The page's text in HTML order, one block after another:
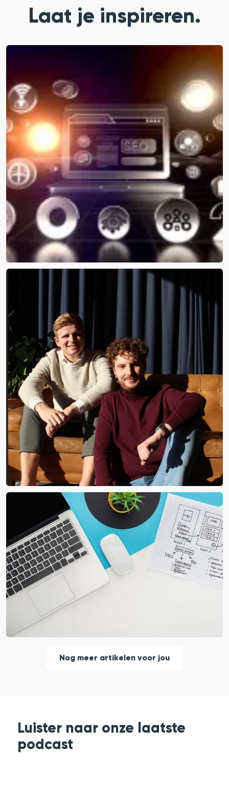
Laat je inspireren.
De Onmisbare Rol van Websites
in B2B Marketing anno 2024: Een
Nieuwe Visie op Digitale
Strategieën
Door Maarten
Websitebezorgd bestaat 5 jaar!
Dat vieren we met een event.
DoorAnne Jan
Websitebezorgd 2024
Nog meer artikelen voor jou
Luister naar onze laatste
podcast